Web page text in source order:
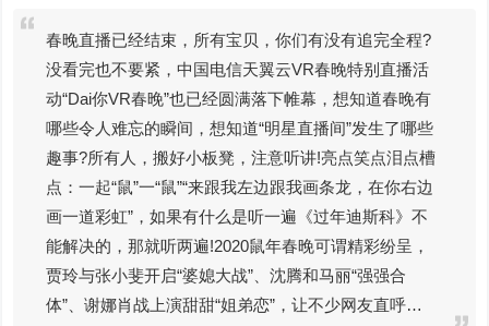
春晚直播已经结束，所有宝贝，你们有没有追完全程?
没看完也不要紧，中国电信天翼云VR春晚特别直播活
动“Dai你VR春晚”也已经圆满落下帷幕，想知道春晚有
哪些令人难忘的瞬间，想知道“明星直播间”发生了哪些
趣事?所有人，搬好小板凳，注意听讲!亮点笑点泪点槽
点：一起“鼠”一“鼠”“来跟我左边跟我画条龙，在你右边
画一道彩虹”，如果有什么是听一遍《过年迪斯科》不
能解决的，那就听两遍!2020鼠年春晚可谓精彩纷呈，
贾玲与张小斐开启“婆媳大战”、沈腾和马丽“强强合
体”、谢娜肖战上演甜甜“姐弟恋”，让不少网友直呼…